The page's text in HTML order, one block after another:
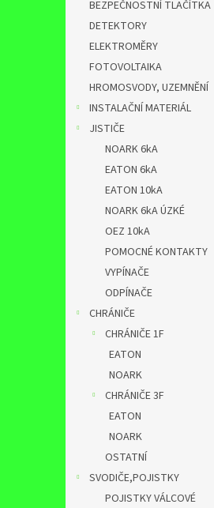
BEZPEČNOSTNÍ TLAČÍTKA
DETEKTORY
ELEKTROMĚRY
FOTOVOLTAIKA
HROMOSVODY, UZEMNĚNÍ
INSTALAČNÍ MATERIÁL
JISTIČE
NOARK 6kA
EATON 6kA
EATON 10kA
NOARK 6kA ÚZKÉ
OEZ 10kA
POMOCNÉ KONTAKTY
VYPÍNAČE
ODPÍNAČE
CHRÁNIČE
CHRÁNIČE 1F
EATON
NOARK
CHRÁNIČE 3F
EATON
NOARK
OSTATNÍ
SVODIČE,POJISTKY
POJISTKY VÁLCOVÉ